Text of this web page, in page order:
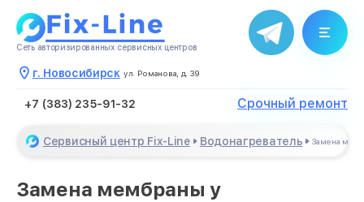
Сеть авторизированных сервисных центров
г. Новосибирск ул. Романова, д. 39
+7 (383) 235-91-32 Срочный ремонт
Сервисный центр Fix-Line Водонагреватель Замена
Замена мембраны у